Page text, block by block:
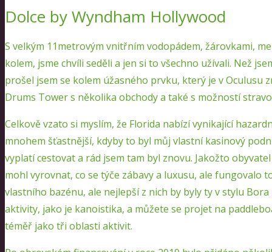
Dolce by Wyndham Hollywood
S velkým 11metrovým vnitřním vodopádem, žárovkami,
kolem, jsme chvíli seděli a jen si to všechno užívali. Než
prošel jsem se kolem úžasného prvku, který je v Oculusu
Drums Tower s několika obchody a také s možností
Celkově vzato si myslím, že Florida nabízí vynikající
mnohem šťastnější, kdyby to byl můj vlastní kasinový
vyplatí cestovat a rád jsem tam byl znovu. Jakožto
mohl vyrovnat, co se týče zábavy a luxusu, ale fungovalo
vlastního bazénu, ale nejlepší z nich by byly ty v stylu
aktivity, jako je kanoistika, a můžete se projet na
téměř jako tři oblasti aktivit.